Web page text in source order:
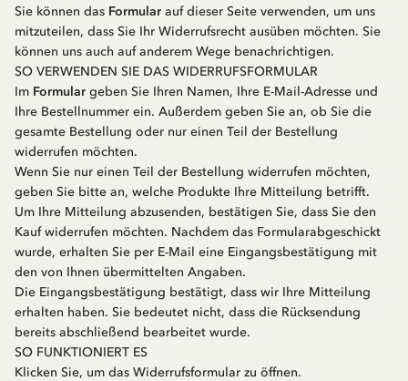
Sie können das Formular auf dieser Seite verwenden, um uns
mitzuteilen, dass Sie Ihr Widerrufsrecht ausüben möchten. Sie
können uns auch auf anderem Wege benachrichtigen.
SO VERWENDEN SIE DAS WIDERRUFSFORMULAR
Im Formular geben Sie Ihren Namen, Ihre E-Mail-Adresse und
Ihre Bestellnummer ein. Außerdem geben Sie an, ob Sie die
gesamte Bestellung oder nur einen Teil der Bestellung
widerrufen möchten.
Wenn Sie nur einen Teil der Bestellung widerrufen möchten,
geben Sie bitte an, welche Produkte Ihre Mitteilung betrifft.
Um Ihre Mitteilung abzusenden, bestätigen Sie, dass Sie den
Kauf widerrufen möchten. Nachdem das Formularabgeschickt
wurde, erhalten Sie per E-Mail eine Eingangsbestätigung mit
den von Ihnen übermittelten Angaben.
Die Eingangsbestätigung bestätigt, dass wir Ihre Mitteilung
erhalten haben. Sie bedeutet nicht, dass die Rücksendung
bereits abschließend bearbeitet wurde.
SO FUNKTIONIERT ES
Klicken Sie, um das Widerrufsformular zu öffnen.